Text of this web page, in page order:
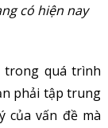
có hiện nay
trong quá trình
phải tập trung
của vấn đề mà